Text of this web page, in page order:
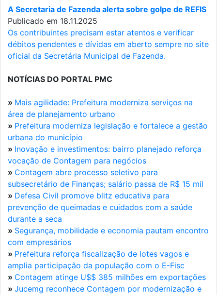
A Secretaria de Fazenda alerta sobre golpe de REFIS
Publicado em 18.11.2025
Os contribuintes precisam estar atentos e verificar
débitos pendentes e dívidas em aberto sempre no site
oficial da Secretária Municipal de Fazenda.
NOTÍCIAS DO PORTAL PMC
» Mais agilidade: Prefeitura moderniza serviços na
área de planejamento urbano
» Prefeitura moderniza legislação e fortalece a gestão
urbana do município
» Inovação e investimentos: bairro planejado reforça
vocação de Contagem para negócios
» Contagem abre processo seletivo para
subsecretário de Finanças; salário passa de R$ 15 mil
» Defesa Civil promove blitz educativa para
prevenção de queimadas e cuidados com a saúde
durante a seca
» Segurança, mobilidade e economia pautam encontro
com empresários
» Prefeitura reforça fiscalização de lotes vagos e
amplia participação da população com o E-Fisc
» Contagem atinge U$$ 385 milhões em exportações
» Jucemg reconhece Contagem por modernização e